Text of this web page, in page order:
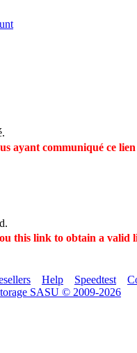
ayant communiqué ce
this link to obtain a valid
Help Speedtest
SASU © 2009-2026